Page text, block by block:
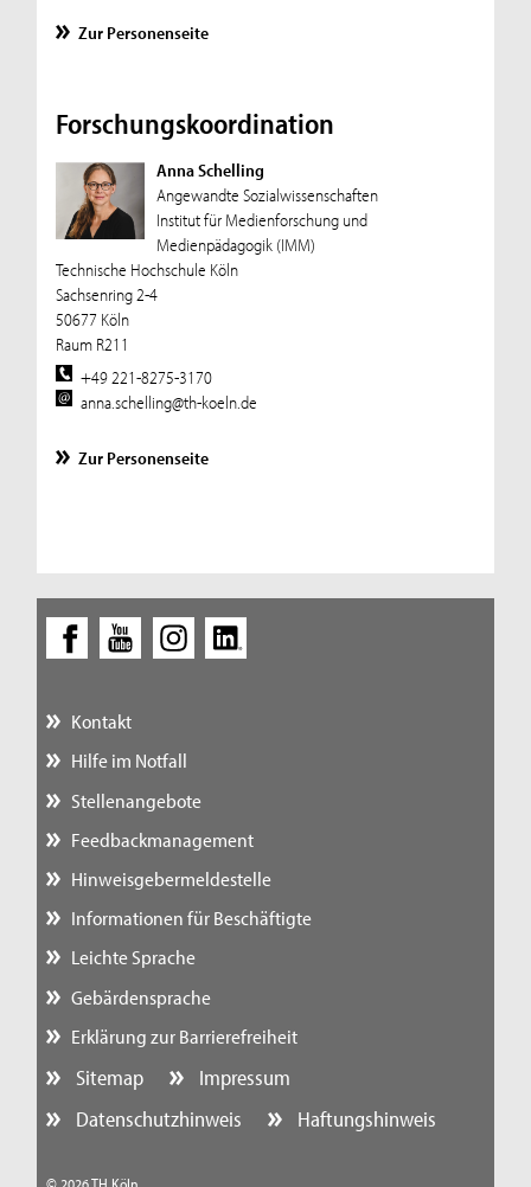
Zur Personenseite
Forschungskoordination
Anna Schelling
Angewandte Sozialwissenschaften
Institut für Medienforschung und
Medienpädagogik (IMM)
Technische Hochschule Köln
Sachsenring 2-4
50677 Köln
Raum R211
+49 221-8275-3170
anna.schelling@th-koeln.de
Zur Personenseite
Kontakt
Hilfe im Notfall
Stellenangebote
Feedbackmanagement
Hinweisgebermeldestelle
Informationen für Beschäftigte
Leichte Sprache
Gebärdensprache
Erklärung zur Barrierefreiheit
Sitemap
Impressum
Datenschutzhinweis
Haftungshinweis